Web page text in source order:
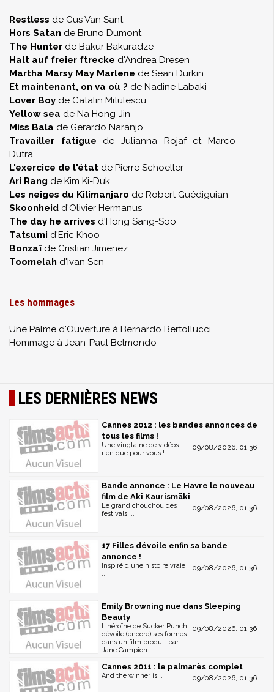
Restless de Gus Van Sant
Hors Satan de Bruno Dumont
The Hunter de Bakur Bakuradze
Halt auf freier ftrecke d'Andrea Dresen
Martha Marsy May Marlene de Sean Durkin
Et maintenant, on va où ? de Nadine Labaki
Lover Boy de Catalin Mitulescu
Yellow sea de Na Hong-Jin
Miss Bala de Gerardo Naranjo
Travailler fatigue de Julianna Rojaf et Marco
Dutra
L'exercice de l'état de Pierre Schoeller
Ari Rang de Kim Ki-Duk
Les neiges du Kilimanjaro de Robert Guédiguian
Skoonheid d'Olivier Hermanus
The day he arrives d'Hong Sang-Soo
Tatsumi d'Eric Khoo
Bonzaï de Cristian Jimenez
Toomelah d'Ivan Sen
Les hommages
Une Palme d'Ouverture à Bernardo Bertollucci
Hommage à Jean-Paul Belmondo
LES DERNIÈRES NEWS
Cannes 2012 : les bandes annonces de
tous les films !
09/08/2026, 01:36
Une vingtaine de vidéos
rien que pour vous !
Bande annonce : Le Havre le nouveau
film de Aki Kaurismäki
09/08/2026, 01:36
Le grand chouchou des
festivals ...
17 Filles dévoile enfin sa bande
annonce !
09/08/2026, 01:36
Inspiré d'une histoire vraie
...
Emily Browning nue dans Sleeping
Beauty
09/08/2026, 01:36
L'héroïne de Sucker Punch
dévoile (encore) ses formes
dans un film produit par
Jane Campion.
Cannes 2011 : le palmarès complet
09/08/2026, 01:36
And the winner is...